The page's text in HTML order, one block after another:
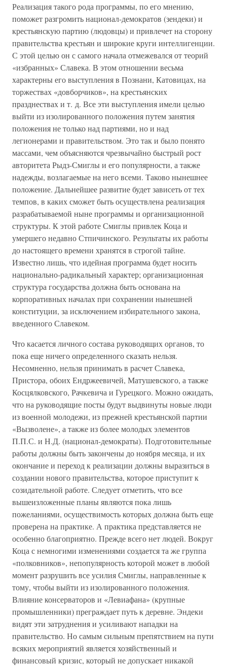
Реализация такого рода программы, по его мнению,
поможет разгромить национал-демократов (зендеки) и
крестьянскую партию (людовцы) и привлечет на сторону
правительства крестьян и широкие круги интеллигенции.
С этой целью он с самого начала отмежевался от теорий
«избранных» Славека. В этом отношении весьма
характерны его выступления в Познани, Катовицах, на
торжествах «довборчиков», на крестьянских
празднествах и т. д. Все эти выступления имели целью
выйти из изолированного положения путем занятия
положения не только над партиями, но и над
легионерами и правительством. Это так и было понято
массами, чем объясняются чрезвычайно быстрый рост
авторитета Рыдз-Смиглы и его популярности, а также
надежды, возлагаемые на него всеми. Таково нынешнее
положение. Дальнейшее развитие будет зависеть от тех
темпов, в каких сможет быть осуществлена реализация
разрабатываемой ныне программы и организационной
структуры. К этой работе Смиглы привлек Коца и
умершего недавно Стпичинского. Результаты их работы
до настоящего времени хранятся в строгой тайне.
Известно лишь, что идейная программа будет носить
национально-радикальный характер; организационная
структура государства должна быть основана на
корпоративных началах при сохранении нынешней
конституции, за исключением избирательного закона,
введенного Славеком.
Что касается личного состава руководящих органов, то
пока еще ничего определенного сказать нельзя.
Несомненно, нельзя принимать в расчет Славека,
Пристора, обоих Ендржеевичей, Матушевского, а также
Косцялковского, Рачкевича и Гурецкого. Можно ожидать,
что на руководящие посты будут выдвинуты новые люди
из военной молодежи, из прежней крестьянской партии
«Вызволене», а также из более молодых элементов
П.П.С. и Н.Д. (национал-демократы). Подготовительные
работы должны быть закончены до ноября месяца, и их
окончание и переход к реализации должны выразиться в
создании нового правительства, которое приступит к
созидательной работе. Следует отметить, что все
вышеизложенные планы являются пока лишь
пожеланиями, осуществимость которых должна быть еще
проверена на практике. А практика представляется не
особенно благоприятно. Прежде всего нет людей. Вокруг
Коца с немногими изменениями создается та же группа
«полковников», непопулярность которой может в любой
момент разрушить все усилия Смиглы, направленные к
тому, чтобы выйти из изолированного положения.
Влияние консерваторов и «Левиафана» (крупные
промышленники) преграждает путь к деревне. Эндеки
видят эти затруднения и усиливают нападки на
правительство. Но самым сильным препятствием на пути
всяких мероприятий является хозяйственный и
финансовый кризис, который не допускает никакой